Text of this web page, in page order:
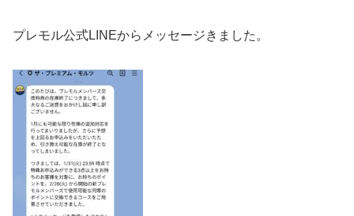
プレモル公式LINEからメッセージきました。